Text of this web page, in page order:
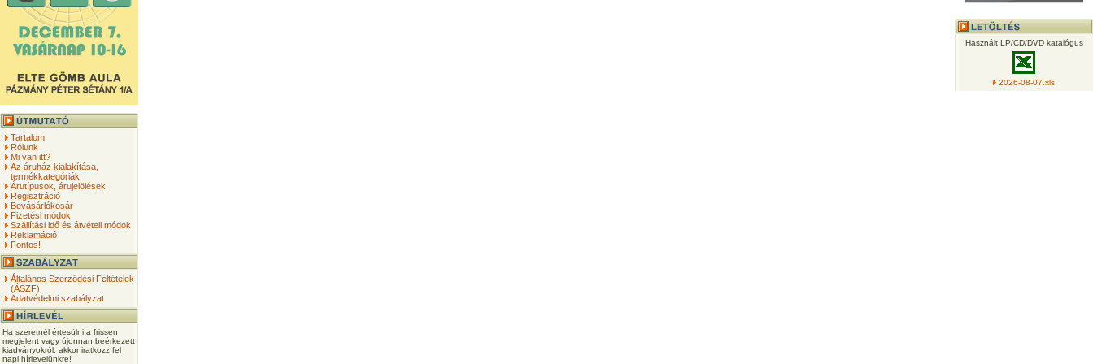
Tartalom
Rólunk
Mi van itt?
Az áruház kialakítása,
termékkategóriák
Árutípusok, árujelölések
Regisztráció
Bevásárlókosár
Fizetési módok
Szállítási idő és átvételi módok
Reklamáció
Fontos!
Általános Szerződési Feltételek
(ÁSZF)
Adatvédelmi szabályzat
Ha szeretnél értesülni a frissen
megjelent vagy újonnan beérkezett
kiadványokról, akkor iratkozz fel
napi hírlevelünkre!
Használt LP/CD/DVD katalógus
2026-08-07.xls